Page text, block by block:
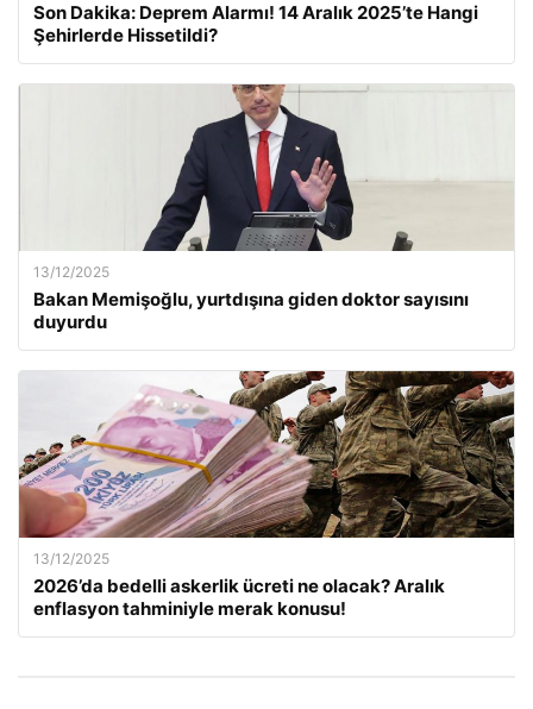
Son Dakika: Deprem Alarmı! 14 Aralık 2025’te Hangi
Şehirlerde Hissetildi?
13/12/2025
Bakan Memişoğlu, yurtdışına giden doktor sayısını
duyurdu
13/12/2025
2026’da bedelli askerlik ücreti ne olacak? Aralık
enflasyon tahminiyle merak konusu!